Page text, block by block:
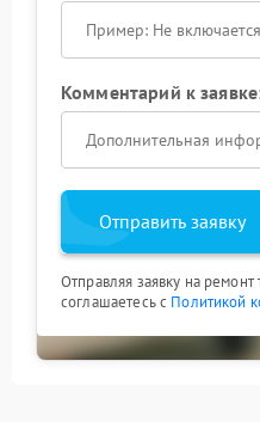
Комментарий к
Отправить заявку
Отправляя заявку на
соглашаетесь с Политикой